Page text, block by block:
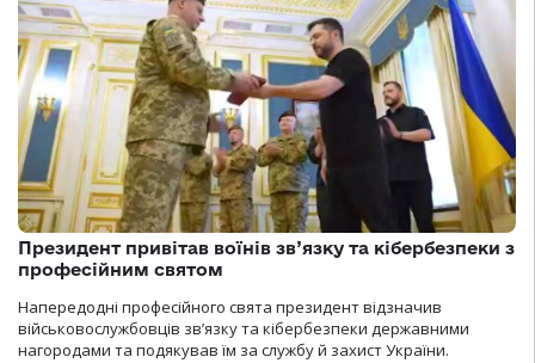
Президент привітав воїнів зв’язку та кібербезпеки з
професійним святом
Напередодні професійного свята президент відзначив
військовослужбовців зв’язку та кібербезпеки державними
нагородами та подякував їм за службу й захист України.